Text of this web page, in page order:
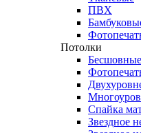
ПВХ
Потолки
Бесшовные
Спайка
Звездное